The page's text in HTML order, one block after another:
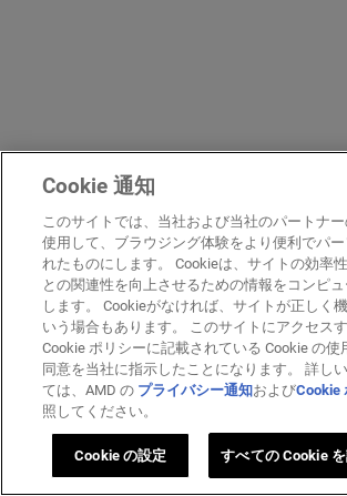
Cookie 通知
このサイトでは、当社および当社のパートナー
使用して、ブラウジング体験をより便利でパー
れたものにします。 Cookieは、サイトの効率
との関連性を向上させるための情報をコンピ
します。 Cookieがなければ、サイトが正しく
いう場合もあります。 このサイトにアクセスす
Cookie ポリシーに記載されている Cookie の使
同意を当社に指示したことになります。 詳し
ては、AMD の プライバシー通知およびCookie
照してください。
Cookie の設定 すべての Cookie